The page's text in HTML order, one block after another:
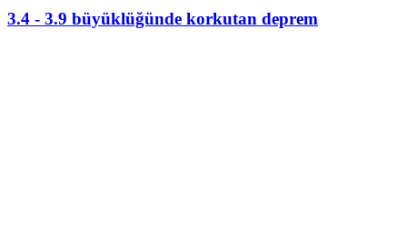
3.4 - 3.9 büyüklüğünde korkutan deprem